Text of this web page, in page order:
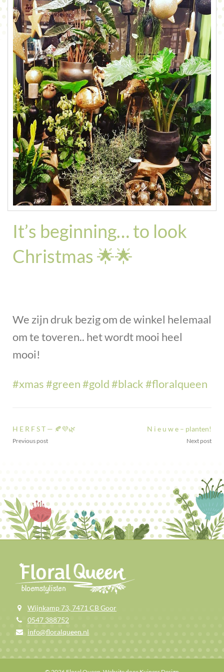
It’s beginning… to look
Christmas 🌟🌟
We zijn druk bezig om de winkel helemaal
om te toveren.. het wordt mooi heel
mooi!
#xmas#green#gold#black#floralqueen
H E R F S T — 🍂💜🌿
Previous post
N i e u w e – planten!
Next post
Wijnkamp 73, 7471 CB Goor
0547 388752
info@floralqueen.nl
CONTACT